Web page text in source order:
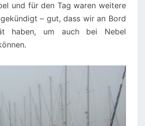
und für den Tag waren weitere
– gut, dass wir an Bord
haben, um auch bei Nebel